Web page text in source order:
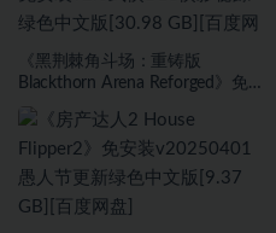
《黑荆棘角斗场：重铸版
Blackthorn Arena Reforged》免
文版[30.98 GB][百度网盘]